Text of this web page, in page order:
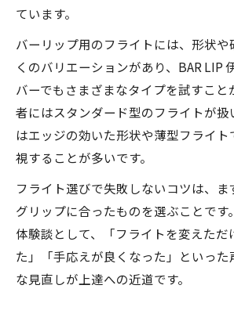
ています。
バーリップ用のフライトには、形状
くのバリエーションがあり、BAR LIP
バーでもさまざまなタイプを試すこと
者にはスタンダード型のフライトが扱
はエッジの効いた形状や薄型フライ
視することが多いです。
フライト選びで失敗しないコツは、ま
グリップに合ったものを選ぶことです
体験談として、「フライトを変えただ
た」「手応えが良くなった」といっ
な見直しが上達への近道です。